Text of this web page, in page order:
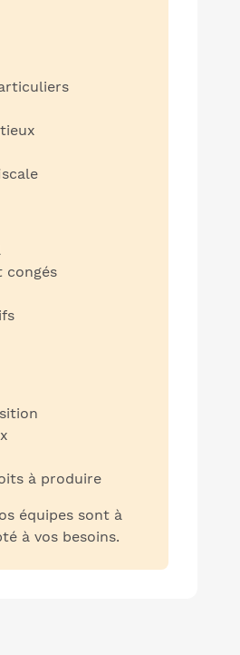
congés
à produire
équipes sont à
à vos besoins.